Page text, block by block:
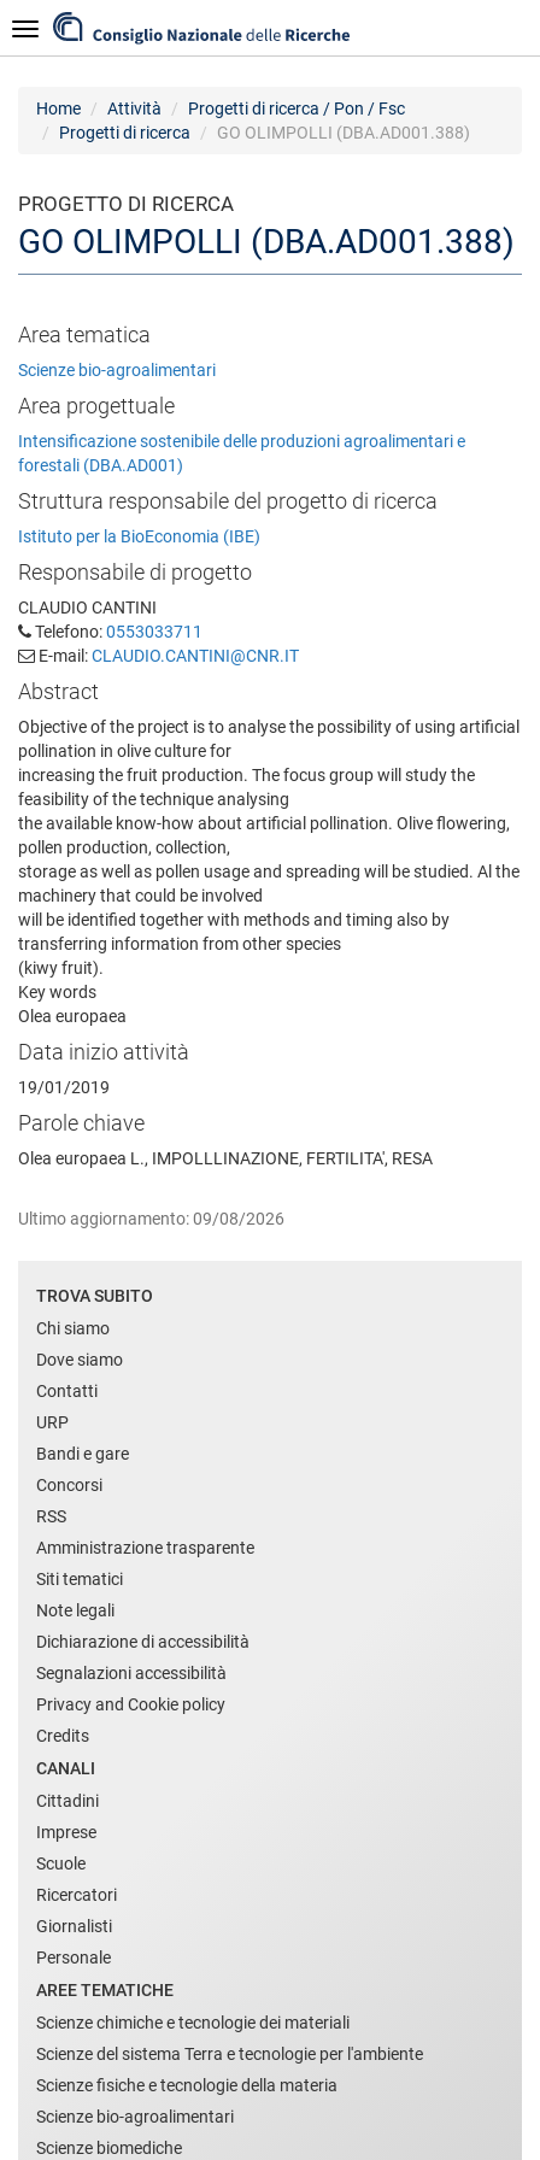
al
contenuto
Navigazione
Home Attività
Progetti di ricerca / Pon / Fsc
Progetti di ricerca
GO OLIMPOLLI (DBA.AD001.388)
PROGETTO DI RICERCA
GO OLIMPOLLI (DBA.AD001.388)
Area tematica
Scienze bio-agroalimentari
Area progettuale
Intensificazione sostenibile delle produzioni agroalimentari e
forestali (DBA.AD001)
Struttura responsabile del progetto di ricerca
Istituto per la BioEconomia (IBE)
Responsabile di progetto
CLAUDIO CANTINI
Telefono:0553033711
E-mail:CLAUDIO.CANTINI@CNR.IT
Abstract
Objective of the project is to analyse the possibility of using artificial
pollination in olive culture for
increasing the fruit production. The focus group will study the
feasibility of the technique analysing
the available know-how about artificial pollination. Olive flowering,
pollen production, collection,
storage as well as pollen usage and spreading will be studied. Al the
machinery that could be involved
will be identified together with methods and timing also by
transferring information from other species
(kiwy fruit).
Key words
Olea europaea
Data inizio attività
19/01/2019
Parole chiave
Olea europaea L., IMPOLLLINAZIONE, FERTILITA', RESA
Ultimo aggiornamento: 09/08/2026
TROVA SUBITO
Chi siamo
Dove siamo
Contatti
URP
Bandi e gare
Concorsi
RSS
Amministrazione trasparente
Siti tematici
Note legali
Dichiarazione di accessibilità
Segnalazioni accessibilità
Privacy and Cookie policy
Credits
CANALI
Cittadini
Imprese
Scuole
Ricercatori
Giornalisti
Personale
AREE TEMATICHE
Scienze chimiche e tecnologie dei materiali
Scienze del sistema Terra e tecnologie per l'ambiente
Scienze fisiche e tecnologie della materia
Scienze bio-agroalimentari
Scienze biomediche